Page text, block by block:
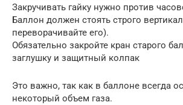
Закручивать гайку нужно против
Баллон должен стоять строго
переворачивайте его).
Обязательно закройте кран старого
заглушку и защитный колпак
Это важно, так как в баллоне всегда
некоторый объем газа.